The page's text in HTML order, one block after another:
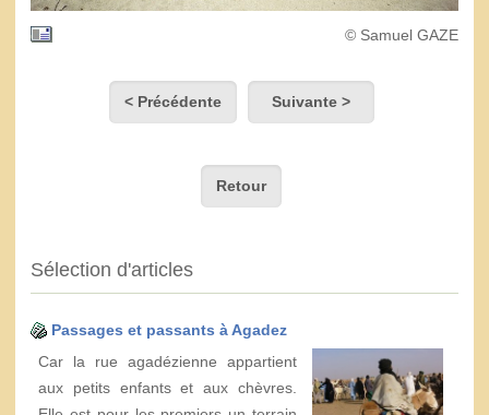
© Samuel GAZE
< Précédente Suivante >
Retour
Sélection d'articles
Passages et passants à Agadez
Car la rue agadézienne appartient
aux petits enfants et aux chèvres.